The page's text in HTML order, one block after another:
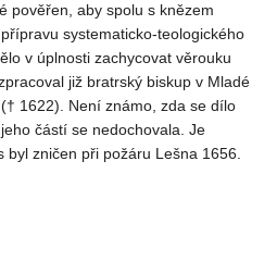
pověřen, aby spolu s knězem
systematicko-teologického
v úplnosti zachycovat věrouku
již bratrský biskup v Mladé
1622). Není známo, zda se dílo
částí se nedochovala. Je
zničen při požáru Lešna 1656.